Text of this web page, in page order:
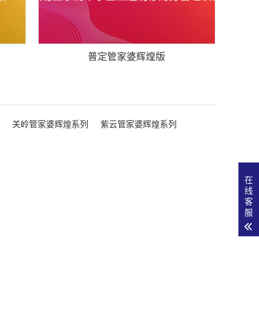
普定管家婆辉煌版
关岭管家婆辉煌系列 紫云管家婆辉煌系列
在
线
客
服